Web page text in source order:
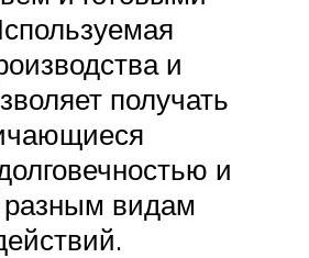
и
получать
и
разным видам